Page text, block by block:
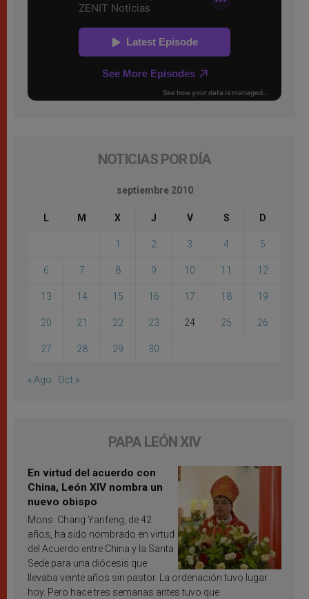
NOTICIAS POR DÍA
septiembre 2010
L M X J V S D
1 2 3 4 5
6 7 8 9 10 11 12
13 14 15 16 17 18 19
20 21 22 23 24 25 26
27 28 29 30
« Ago Oct »
PAPA LEÓN XIV
En virtud del acuerdo con
China, León XIV nombra un
nuevo obispo
Mons. Chang Yanfeng, de 42
años, ha sido nombrado en virtud
del Acuerdo entre China y la Santa
Sede para una diócesis que
llevaba veinte años sin pastor. La ordenación tuvo lugar
hoy. Pero hace tres semanas antes tuvo que